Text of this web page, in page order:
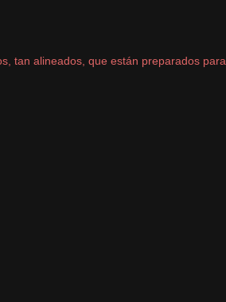
tan alineados, que están preparados para